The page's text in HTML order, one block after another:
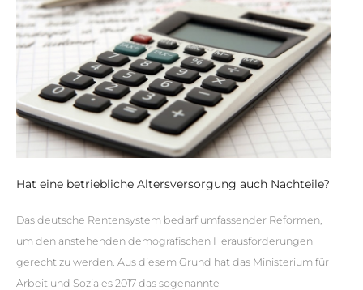
Hat eine betriebliche Altersversorgung auch Nachteile?
Das deutsche Rentensystem bedarf umfassender Reformen,
um den anstehenden demografischen Herausforderungen
gerecht zu werden. Aus diesem Grund hat das Ministerium für
Arbeit und Soziales 2017 das sogenannte